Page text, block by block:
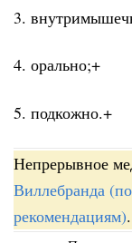
3.
4. орально;+
5. подкожно.+
Непрерывное
Виллебранда
рекомендациям).